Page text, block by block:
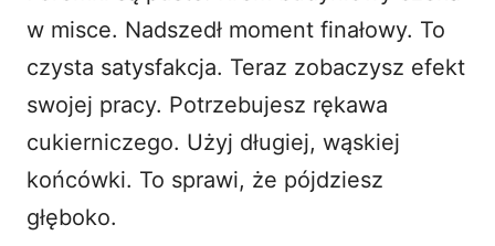
w misce. Nadszedł moment finałowy. To
czysta satysfakcja. Teraz zobaczysz efekt
swojej pracy. Potrzebujesz rękawa
cukierniczego. Użyj długiej, wąskiej
końcówki. To sprawi, że pójdziesz
głęboko.